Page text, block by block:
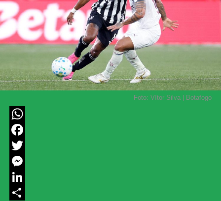
Foto: Vítor Silva | Botafogo
WhatsApp
Facebook
Twitter
Messenger
LinkedIn